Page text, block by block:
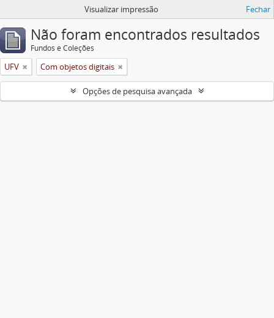
Visualizar impressão Fechar
Não foram encontrados resultados
Fundos e Coleções
UFV Com objetos digitais
Opções de pesquisa avançada